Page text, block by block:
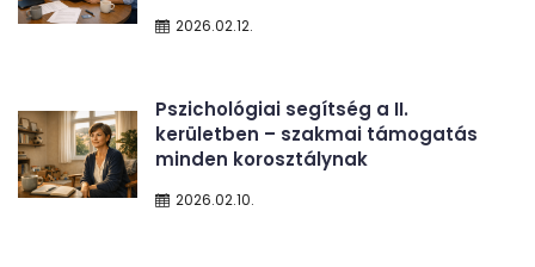
2026.02.12.
2026.02.10.
Pszichológiai segítség a II.
kerületben – szakmai támogatás
minden korosztálynak